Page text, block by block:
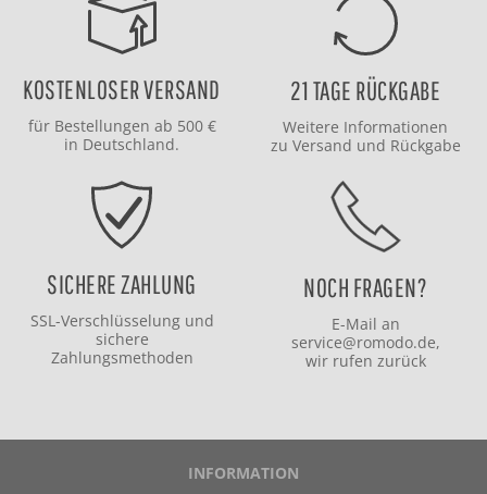
KOSTENLOSER VERSAND
für Bestellungen ab 500 €
in Deutschland.
21 TAGE RÜCKGABE
Weitere Informationen
zu Versand und Rückgabe
SICHERE ZAHLUNG
SSL-Verschlüsselung und
sichere
Zahlungsmethoden
NOCH FRAGEN?
E-Mail an
service@romodo.de,
wir rufen zurück
INFORMATION